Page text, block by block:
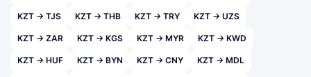
KZT → TJS KZT → THB KZT → TRY KZT → UZS
KZT → ZAR KZT → KGS KZT → MYR KZT → KWD
KZT → HUF KZT → BYN KZT → CNY KZT → MDL